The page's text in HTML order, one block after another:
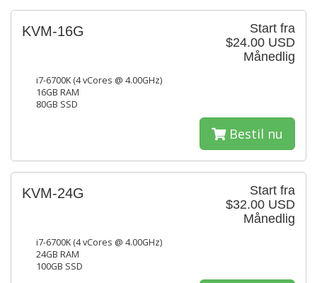
Start fra
$24.00 USD
Månedlig
KVM-16G
i7-6700K (4 vCores @ 4.00GHz)
16GB RAM
80GB SSD
Bestil nu
Start fra
$32.00 USD
Månedlig
KVM-24G
i7-6700K (4 vCores @ 4.00GHz)
24GB RAM
100GB SSD